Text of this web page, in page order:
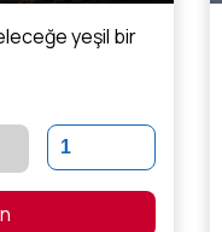
yeşil bir